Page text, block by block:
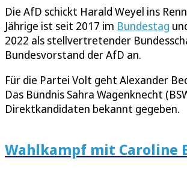
Die AfD schickt Harald Weyel ins
Jährige ist seit 2017 im Bundestag
2022 als stellvertretender
Bundesvorstand der AfD an.
Für die Partei Volt geht Alexander
Das Bündnis Sahra Wagenknecht
Direktkandidaten bekannt gegeben.
Wahlkampf mit Caroline